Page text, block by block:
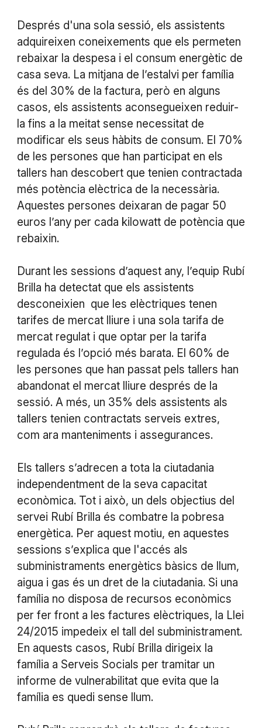
Després d'una sola sessió, els assistents
adquireixen coneixements que els permeten
rebaixar la despesa i el consum energètic de
casa seva. La mitjana de l’estalvi per família
és del 30% de la factura, però en alguns
casos, els assistents aconsegueixen reduir-
la fins a la meitat sense necessitat de
modificar els seus hàbits de consum. El 70%
de les persones que han participat en els
tallers han descobert que tenien contractada
més potència elèctrica de la necessària.
Aquestes persones deixaran de pagar 50
euros l’any per cada kilowatt de potència que
rebaixin.
Durant les sessions d’aquest any, l’equip Rubí
Brilla ha detectat que els assistents
desconeixien que les elèctriques tenen
tarifes de mercat lliure i una sola tarifa de
mercat regulat i que optar per la tarifa
regulada és l’opció més barata. El 60% de
les persones que han passat pels tallers han
abandonat el mercat lliure després de la
sessió. A més, un 35% dels assistents als
tallers tenien contractats serveis extres,
com ara manteniments i assegurances.
Els tallers s’adrecen a tota la ciutadania
independentment de la seva capacitat
econòmica. Tot i això, un dels objectius del
servei Rubí Brilla és combatre la pobresa
energètica. Per aquest motiu, en aquestes
sessions s’explica que l'accés als
subministraments energètics bàsics de llum,
aigua i gas és un dret de la ciutadania. Si una
família no disposa de recursos econòmics
per fer front a les factures elèctriques, la Llei
24/2015 impedeix el tall del subministrament.
En aquests casos, Rubí Brilla dirigeix la
família a Serveis Socials per tramitar un
informe de vulnerabilitat que evita que la
família es quedi sense llum.